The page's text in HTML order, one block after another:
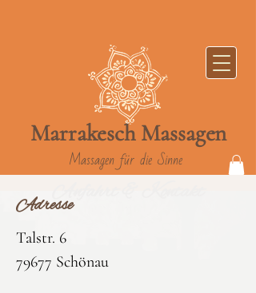
Marrakesch Massagen
Massagen für die Sinne
Adre​sse
Talstr. 6
79677 Schönau